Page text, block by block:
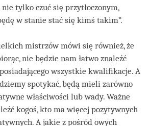
tylko czuć się przytłoczonym,
w stanie stać się kimś takim”.
mistrzów mówi się również, że
nie będzie nam łatwo znaleźć
wszystkie kwalifikacje. A
spotykać, będą mieli zarówno
właściwości lub wady. Ważne
kogoś, kto ma więcej pozytywnych
A jakie z pośród owych